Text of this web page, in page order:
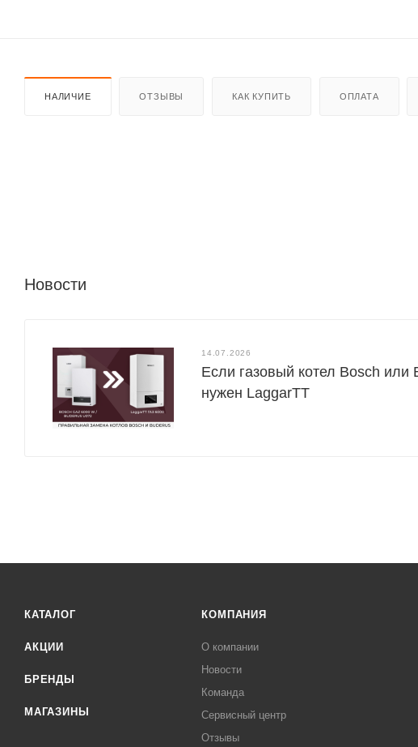
НАЛИЧИЕ ОТЗЫВЫ КАК КУПИТЬ ОПЛАТА
Новости
14.07.2026
Если газовый котел Bosch
нужен LaggarTT
КАТАЛОГ
АКЦИИ
БРЕНДЫ
МАГАЗИНЫ
КОМПАНИЯ
О компании
Новости
Команда
Сервисный центр
Отзывы